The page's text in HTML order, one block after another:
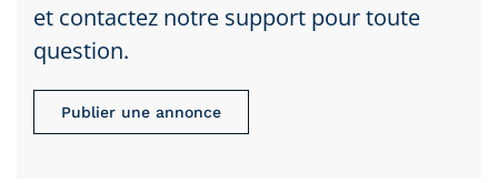
et contactez notre support pour toute
question.
Publier une annonce